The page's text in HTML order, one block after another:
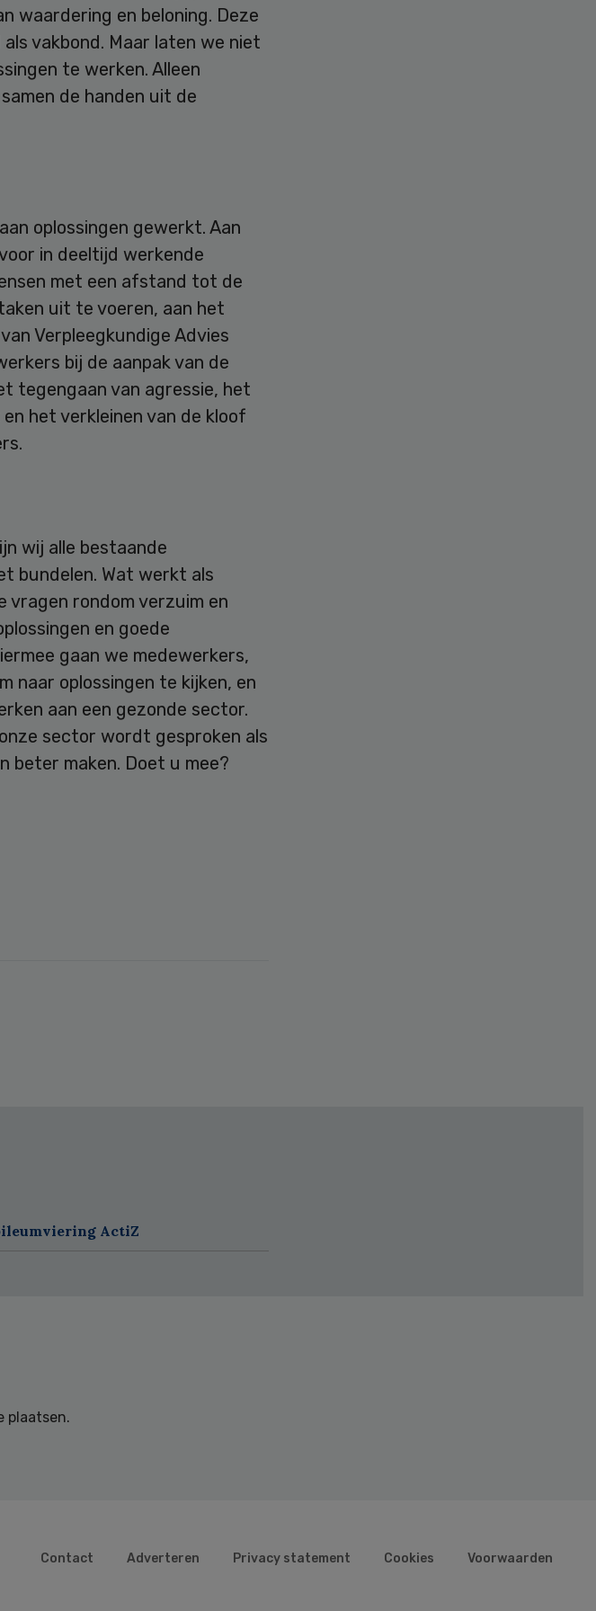
waardering en beloning. Deze
vakbond. Maar laten we niet
te werken. Alleen
de handen uit de
oplossingen gewerkt. Aan
in deeltijd werkende
met een afstand tot de
uit te voeren, aan het
Verpleegkundige Advies
bij de aanpak van de
tegengaan van agressie, het
het verkleinen van de kloof
wij alle bestaande
bundelen. Wat werkt als
vragen rondom verzuim en
en goede
gaan we medewerkers,
naar oplossingen te kijken, en
aan een gezonde sector.
sector wordt gesproken als
beter maken. Doet u mee?
ActiZ
plaatsen.
Contact Adverteren Privacy statement Cookies Voorwaarden